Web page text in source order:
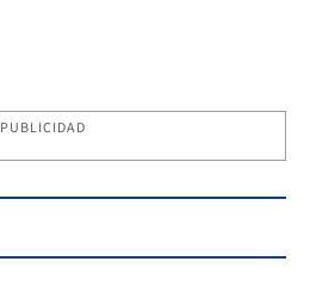
PUBLICIDAD